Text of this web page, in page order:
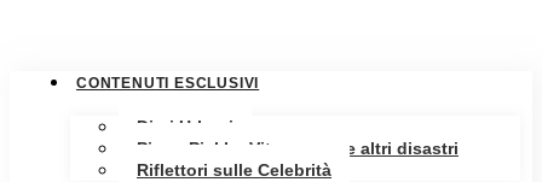
CONTENUTI ESCLUSIVI
Diari Urbani
Pippa Pickle: Vita, amore e altri disastri
Riflettori sulle Celebrità